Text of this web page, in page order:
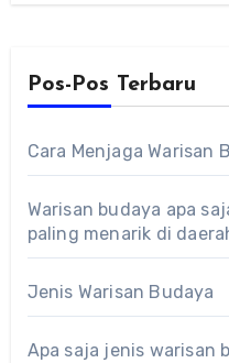
Pos-Pos Terbaru
Cara Menjaga Warisan
Warisan budaya apa
paling menarik di
Jenis Warisan Budaya
Apa saja jenis warisan